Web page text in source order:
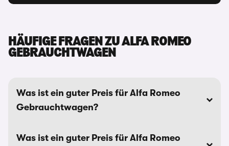
HÄUFIGE FRAGEN ZU ALFA ROMEO
GEBRAUCHTWAGEN
Was ist ein guter Preis für Alfa Romeo
Gebrauchtwagen?
Was ist ein guter Preis für Alfa Romeo